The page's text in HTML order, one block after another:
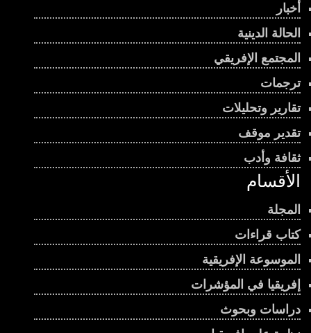
أخبار
الحالة الدينية
المجتمع الإفريقي
ترجمات
تقارير وتحليلات
تقدير موقف
ثقافة وأدب
الأقسام
المجلة
كتاب قراءات
الموسوعة الإفريقية
إفريقيا في المؤشرات
دراسات وبحوث